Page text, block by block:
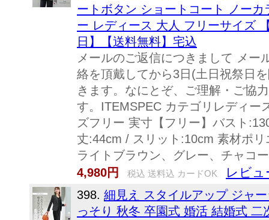
ートボタン ショートコート ノー
ー レディース 大人 フリーサイズ
日】【送料無料】宅込
メールのご返信につきまして メー
絡を頂戴してから3日(土日祝祭日
きます。なにとぞ、ご理解・ご協
す。ITEMSPEC カテゴリレディー
ズフリー 実寸【フリー】バスト
丈:44cm / スリット:10cm 素材ポ
ライトブラウン、グレー、チャコ
4,980円
税込 送料込 カードOK レビュ
398. 細見え スタイルアップ ジャ
っそり 秋冬 卒園式 婚活 結婚式